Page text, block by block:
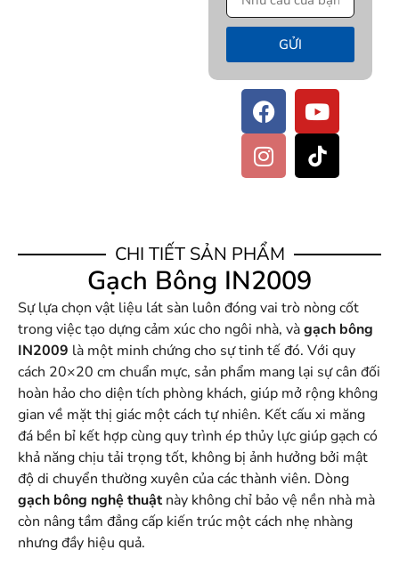
GỬI
CHI TIẾT SẢN PHẨM
Gạch Bông IN2009
Sự lựa chọn vật liệu lát sàn luôn đóng vai trò nòng cốt
trong việc tạo dựng cảm xúc cho ngôi nhà, vàgạch bông
IN2009 là một minh chứng cho sự tinh tế đó. Với quy
cách 20×20 cm chuẩn mực, sản phẩm mang lại sự cân đối
hoàn hảo cho diện tích phòng khách, giúp mở rộng không
gian về mặt thị giác một cách tự nhiên. Kết cấu xi măng
đá bền bỉ kết hợp cùng quy trình ép thủy lực giúp gạch có
khả năng chịu tải trọng tốt, không bị ảnh hưởng bởi mật
độ di chuyển thường xuyên của các thành viên. Dòng
gạch bông nghệ thuậtnày không chỉ bảo vệ nền nhà mà
còn nâng tầm đẳng cấp kiến trúc một cách nhẹ nhàng
nhưng đầy hiệu quả.